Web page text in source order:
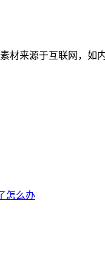
来源于互联网，如
怎么办